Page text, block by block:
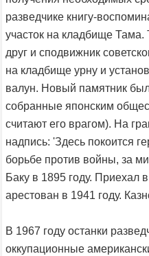
разведчике книгу-
участок на кладбище
друг и сподвижник
на кладбище урну и
валун. Новый памятник
собранные японским
считают его врагом). На
надпись: 'Здесь покоится
борьбе против войны, за
Баку в 1895 году. Приехал
арестован в 1941 году.
В 1967 году останки
оккупационные